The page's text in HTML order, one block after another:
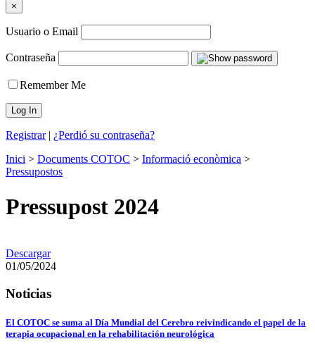
×
Usuario o Email
Contraseña
Remember Me
Registrar| ¿Perdió su contraseña?
Inici > Documents COTOC > Informació econòmica >
Pressupostos
Pressupost 2024
Descargar
01/05/2024
Noticias
El COTOC se suma al Día Mundial del Cerebro reivindicando el papel de la
terapia ocupacional en la rehabilitación neurológica